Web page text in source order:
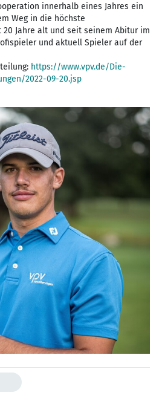
innerhalb eines Jahres ein
Weg in die höchste
Jahre alt und seit seinem Abitur im
und aktuell Spieler auf der
https://www.vpv.de/Die-
2022-09-20.jsp